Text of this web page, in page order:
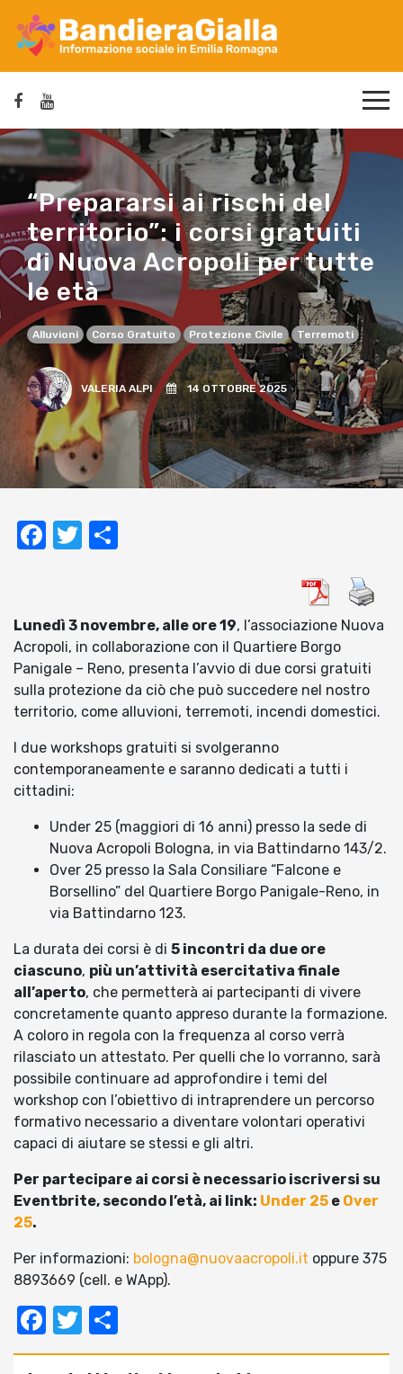
“Prepararsi ai rischi del
territorio”: i corsi gratuiti
di Nuova Acropoli per tutte
le età
Alluvioni Corso Gratuito Protezione Civile Terremoti
VALERIA ALPI 14 OTTOBRE 2025
Facebook
Twitter
Lunedì 3 novembre, alle ore 19, l’associazione Nuova
Acropoli, in collaborazione con il Quartiere Borgo
Panigale – Reno, presenta l’avvio di due corsi gratuiti
sulla protezione da ciò che può succedere nel nostro
territorio, come alluvioni, terremoti, incendi domestici.
I due workshops gratuiti si svolgeranno
contemporaneamente e saranno dedicati a tutti i
cittadini:
Under 25 (maggiori di 16 anni) presso la sede di
Nuova Acropoli Bologna, in via Battindarno 143/2.
Over 25 presso la Sala Consiliare “Falcone e
Borsellino” del Quartiere Borgo Panigale-Reno, in
via Battindarno 123.
La durata dei corsi è di 5 incontri da due ore
ciascuno, più un’attività esercitativa finale
all’aperto, che permetterà ai partecipanti di vivere
concretamente quanto appreso durante la formazione.
A coloro in regola con la frequenza al corso verrà
rilasciato un attestato. Per quelli che lo vorranno, sarà
possibile continuare ad approfondire i temi del
workshop con l’obiettivo di intraprendere un percorso
formativo necessario a diventare volontari operativi
capaci di aiutare se stessi e gli altri.
Per partecipare ai corsi è necessario iscriversi su
Eventbrite, secondo l’età, ai link: Under 25 e Over
25.
Per informazioni: bologna@nuovaacropoli.it oppure 375
8893669 (cell. e WApp).
Facebook
Twitter